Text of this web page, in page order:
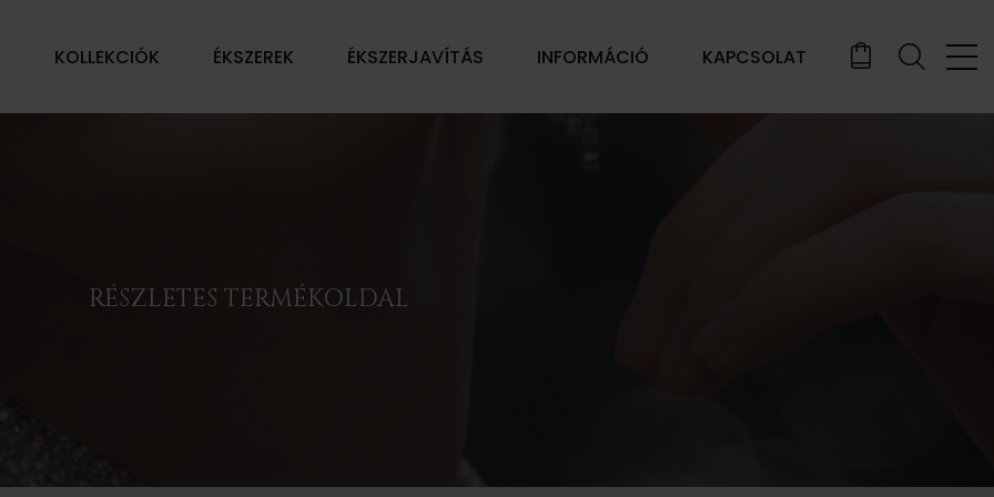
KOLLEKCIÓK ÉKSZEREK ÉKSZERJAVÍTÁS INFORMÁCIÓ KAPCSOLAT
RÉSZLETES TERMÉKOLDAL